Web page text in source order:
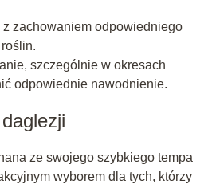
zachowaniem odpowiedniego
szczególnie w okresach
odpowiednie nawodnienie.
ze swojego szybkiego tempa
wyborem dla tych, którzy